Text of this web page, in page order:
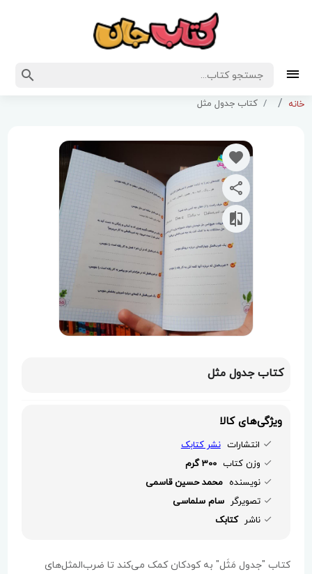
خانه کتاب جدول مثل
کتاب جدول مثل
ویژگی‌های کالا
انتشارات نشر کتابک
وزن کتاب 300 گرم
نویسنده محمد حسین قاسمی
تصویرگر سام سلماسی
ناشر کتابک
کتاب "جدول مَثَل" به کودکان کمک می‌کند تا ضرب‌المثل‌های